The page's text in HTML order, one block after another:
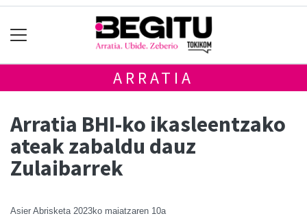
ARRATIA
Arratia BHI-ko ikasleentzako
ateak zabaldu dauz
Zulaibarrek
Asier Abrisketa 2023ko maiatzaren 10a